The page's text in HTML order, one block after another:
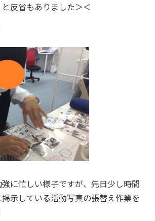
反省もありました＞＜
に忙しい様子ですが、先日少し時間
示している活動写真の張替え作業を